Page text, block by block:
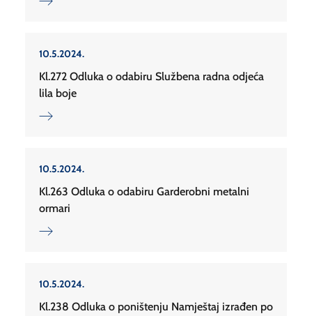
10.5.2024.
Kl.272 Odluka o odabiru Službena radna odjeća
lila boje
10.5.2024.
Kl.263 Odluka o odabiru Garderobni metalni
ormari
10.5.2024.
Kl.238 Odluka o poništenju Namještaj izrađen po